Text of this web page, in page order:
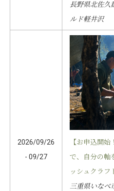
長野県北佐久
ルド軽井沢
2026/09/26
- 09/27
【お申込開
で、自分の軸
ッシュクラフ
三重県いなべ